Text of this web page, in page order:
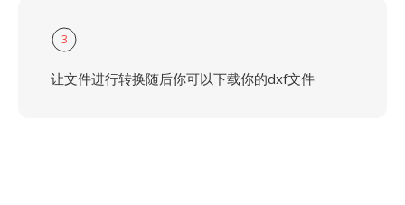
3
让文件进行转换随后你可以下载你的dxf文件